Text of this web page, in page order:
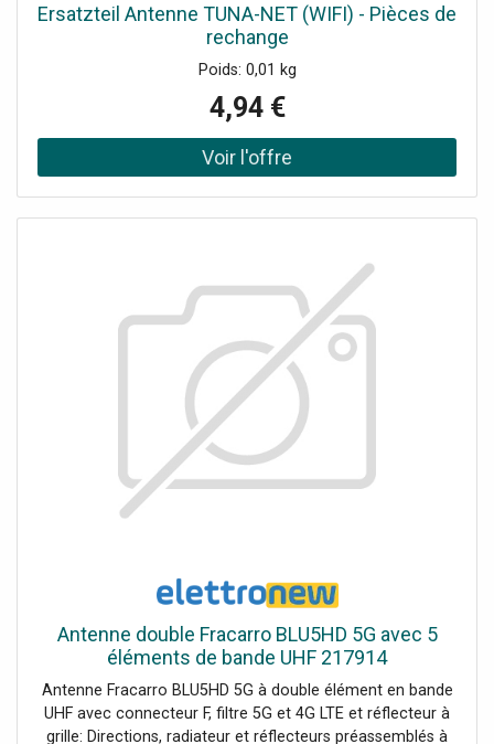
Ersatzteil Antenne TUNA-NET (WIFI) - Pièces de
rechange
Poids: 0,01 kg
4,94 €
Antenne double Fracarro BLU5HD 5G avec 5
éléments de bande UHF 217914
Antenne Fracarro BLU5HD 5G à double élément en bande
UHF avec connecteur F, filtre 5G et 4G LTE et réflecteur à
grille: Directions, radiateur et réflecteurs préassemblés à